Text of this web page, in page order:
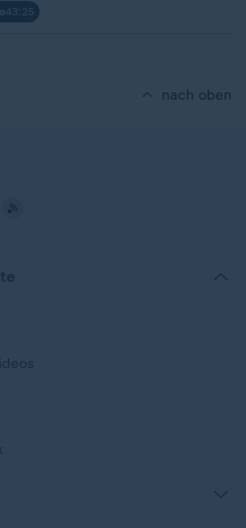
43:25
nach oben